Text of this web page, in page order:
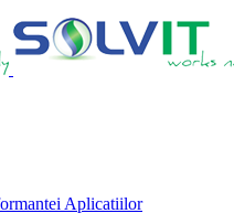
Aplicatiilor